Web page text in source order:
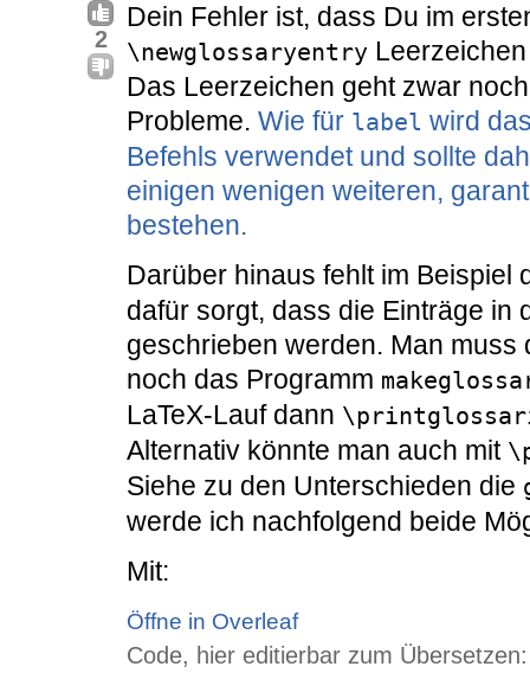
2
Dein Fehler ist, dass Du im
\newglossaryentry
Das Leerzeichen geht zwar
Probleme. Wie für label wird
Befehls verwendet und sollte
einigen wenigen weiteren,
bestehen.
Darüber hinaus fehlt im Beispiel
dafür sorgt, dass die Einträge in
geschrieben werden. Man muss
noch das Programm
LaTeX-Lauf dann
Alternativ könnte man auch mit
Siehe zu den Unterschieden die
werde ich nachfolgend beide
Mit:
Öffne in Overleaf
Code, hier editierbar zum Übersetzen: